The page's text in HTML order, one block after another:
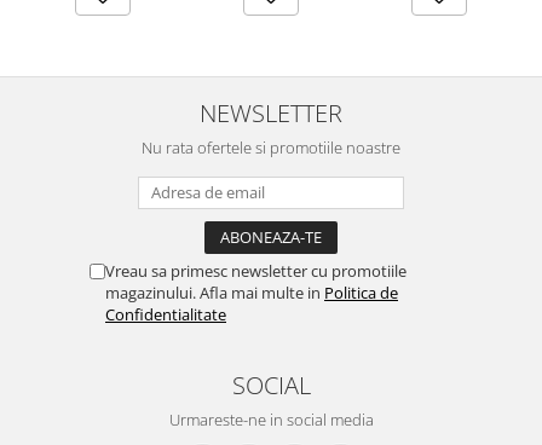
NEWSLETTER
Nu rata ofertele si promotiile noastre
Vreau sa primesc newsletter cu promotiile
magazinului. Afla mai multe in Politica de
Confidentialitate
SOCIAL
Urmareste-ne in social media